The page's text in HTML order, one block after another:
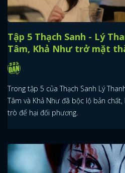
Tập 5 Thạch Sanh - Lý
Tâm, Khả Như trở mặt
Trong tập 5 của Thạch Sanh Lý
Tâm và Khả Như đã bộc lộ bản
trò để hại đối phương.